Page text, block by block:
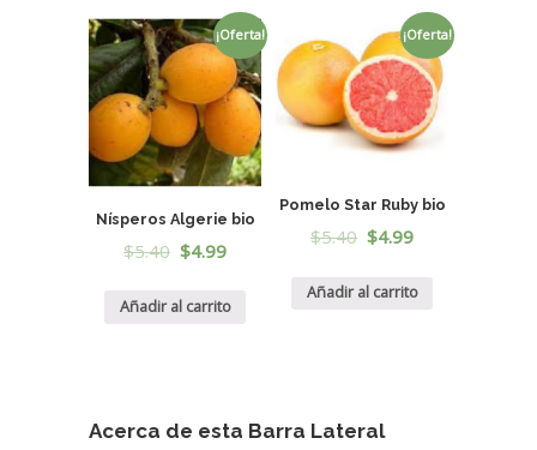
¡Oferta!
Nísperos Algerie bio
$5.40 $4.99
Añadir al carrito
¡Oferta!
Pomelo Star Ruby bio
$5.40 $4.99
Añadir al carrito
Acerca de esta Barra Lateral